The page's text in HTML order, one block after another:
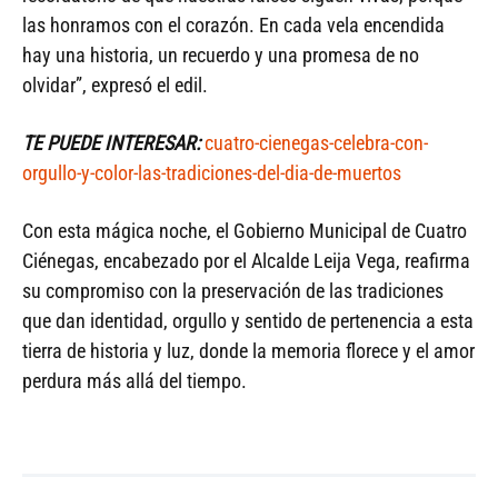
las honramos con el corazón. En cada vela encendida
hay una historia, un recuerdo y una promesa de no
olvidar”, expresó el edil.
TE PUEDE INTERESAR:cuatro-cienegas-celebra-con-
orgullo-y-color-las-tradiciones-del-dia-de-muertos
Con esta mágica noche, el Gobierno Municipal de Cuatro
Ciénegas, encabezado por el Alcalde Leija Vega, reafirma
su compromiso con la preservación de las tradiciones
que dan identidad, orgullo y sentido de pertenencia a esta
tierra de historia y luz, donde la memoria florece y el amor
perdura más allá del tiempo.